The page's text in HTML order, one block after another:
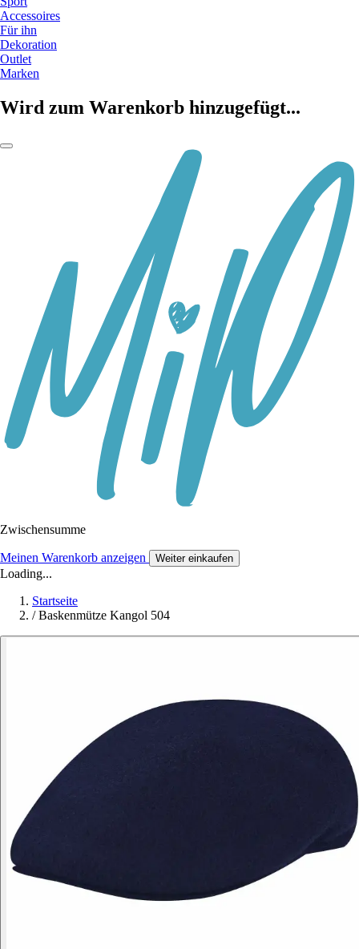
Accessoires
Für ihn
Dekoration
Outlet
Marken
Wird zum Warenkorb hinzugefügt...
Zwischensumme
Meinen Warenkorb anzeigen Weiter einkaufen
Loading...
Startseite
/ Baskenmütze Kangol 504